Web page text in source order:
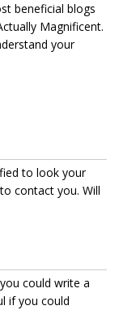
beneficial blogs
Magnificent.
your
to look your
contact you. Will
could write a
if you could